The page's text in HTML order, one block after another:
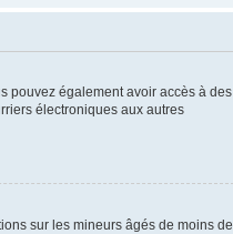
pouvez également avoir accès à des
électroniques aux autres
sur les mineurs âgés de moins de